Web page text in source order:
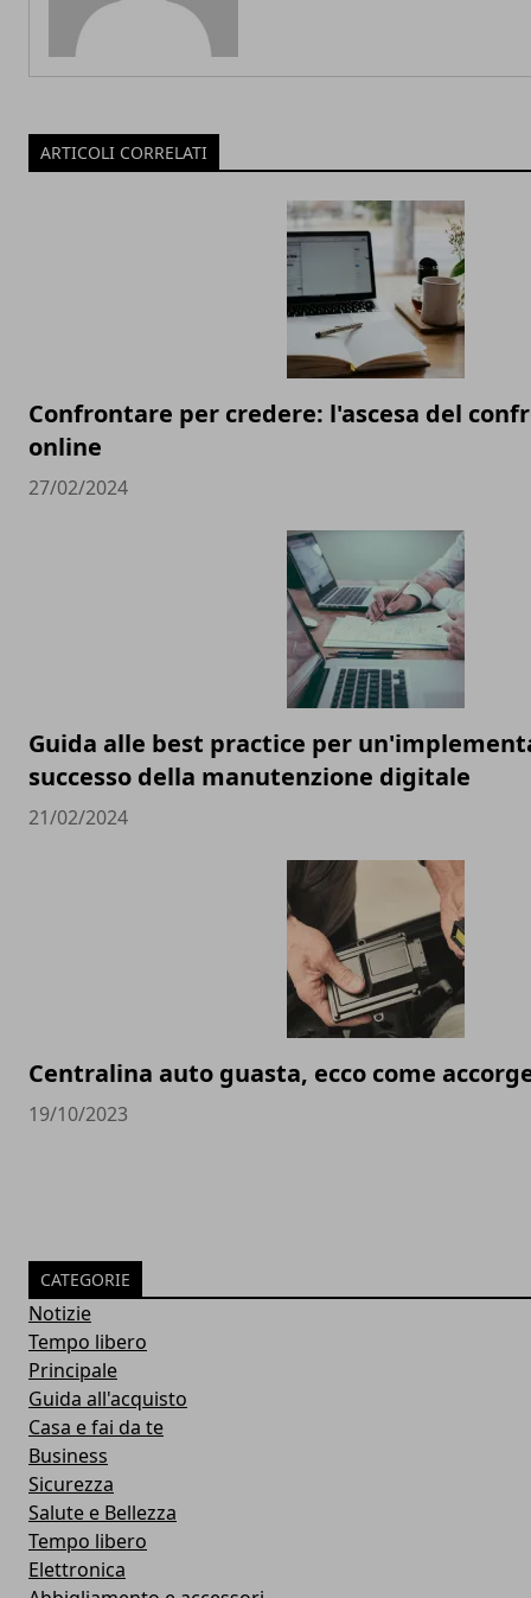
ARTICOLI CORRELATI
Confrontare per credere: l'ascesa del
online
27/02/2024
Guida alle best practice per
successo della manutenzione digitale
21/02/2024
Centralina auto guasta, ecco come
19/10/2023
CATEGORIE
Notizie
Tempo libero
Principale
Guida all'acquisto
Casa e fai da te
Business
Sicurezza
Salute e Bellezza
Tempo libero
Elettronica